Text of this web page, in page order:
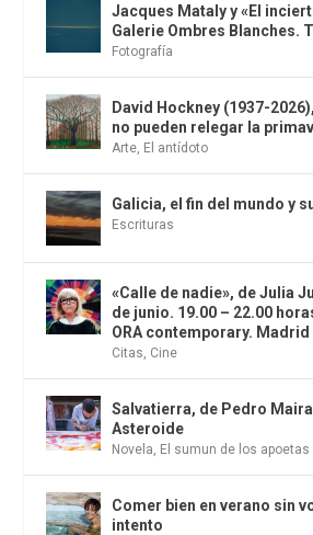
Jacques Mataly y «El
Galerie Ombres Blanches.
Fotografía
David Hockney (1937-
no pueden relegar la
Arte El antídoto
Galicia, el fin del mundo y
Escrituras
«Calle de nadie», de Julia
de junio. 19.00 – 22.00
ORA contemporary. Madrid
Citas Cine
Salvatierra, de Pedro
Asteroide
Novela El sumun de los apoetas
Comer bien en verano sin
intento